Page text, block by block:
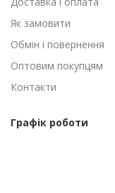
Як замовити
Обмін і повернення
Оптовим покупцям
Контакти
Графік роботи